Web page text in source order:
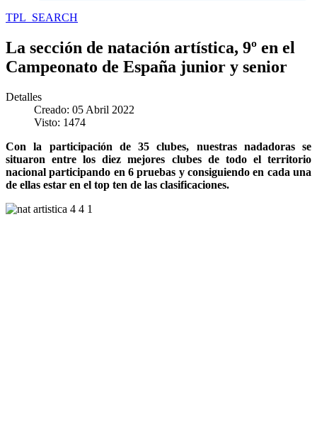
TPL_SEARCH
La sección de natación artística, 9º en el
Campeonato de España junior y senior
Detalles
Creado: 05 Abril 2022
Visto: 1474
Con la participación de 35 clubes, nuestras nadadoras se
situaron entre los diez mejores clubes de todo el territorio
nacional participando en 6 pruebas y consiguiendo en cada una
de ellas estar en el top ten de las clasificaciones.